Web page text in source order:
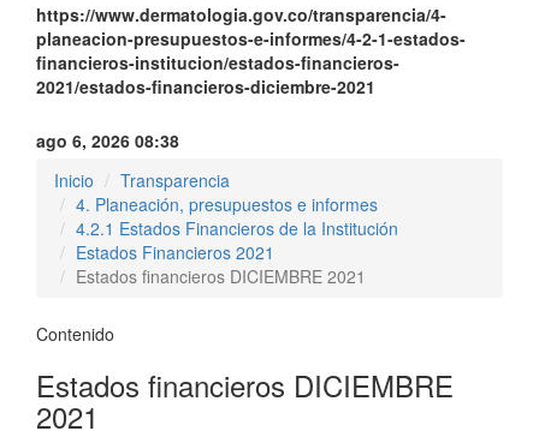
https://www.dermatologia.gov.co/transparencia/4-
planeacion-presupuestos-e-informes/4-2-1-estados-
financieros-institucion/estados-financieros-
2021/estados-financieros-diciembre-2021
ago 6, 2026 08:38
Inicio
Transparencia
4. Planeación, presupuestos e informes
4.2.1 Estados Financieros de la Institución
Estados Financieros 2021
Estados financieros DICIEMBRE 2021
Contenido
Estados financieros DICIEMBRE
2021